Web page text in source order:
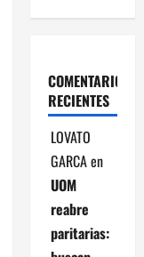
COMENTARIOS
RECIENTES
LOVATO
GARCAen
UOM
reabre
paritarias: